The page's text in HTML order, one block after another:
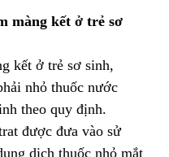
màng kết ở trẻ sơ
kết ở trẻ sơ sinh,
nhỏ thuốc nước
theo quy định.
được đưa vào sử
dịch thuốc nhỏ mắt